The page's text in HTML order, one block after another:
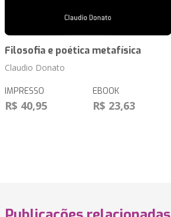
Filosofia e poética metafísica
Claudio Donato
IMPRESSO
R$ 40,95
EBOOK
R$ 23,63